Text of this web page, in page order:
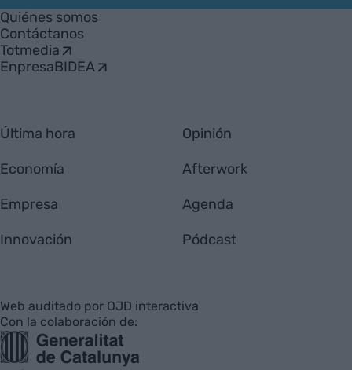
Empresa
Quiénes somos
Contáctanos
Totmedia
EnpresaBIDEA
Última hora
Economía
Empresa
Innovación
Opinión
Afterwork
Agenda
Pódcast
Web auditado por OJD interactiva
Con la colaboración de: